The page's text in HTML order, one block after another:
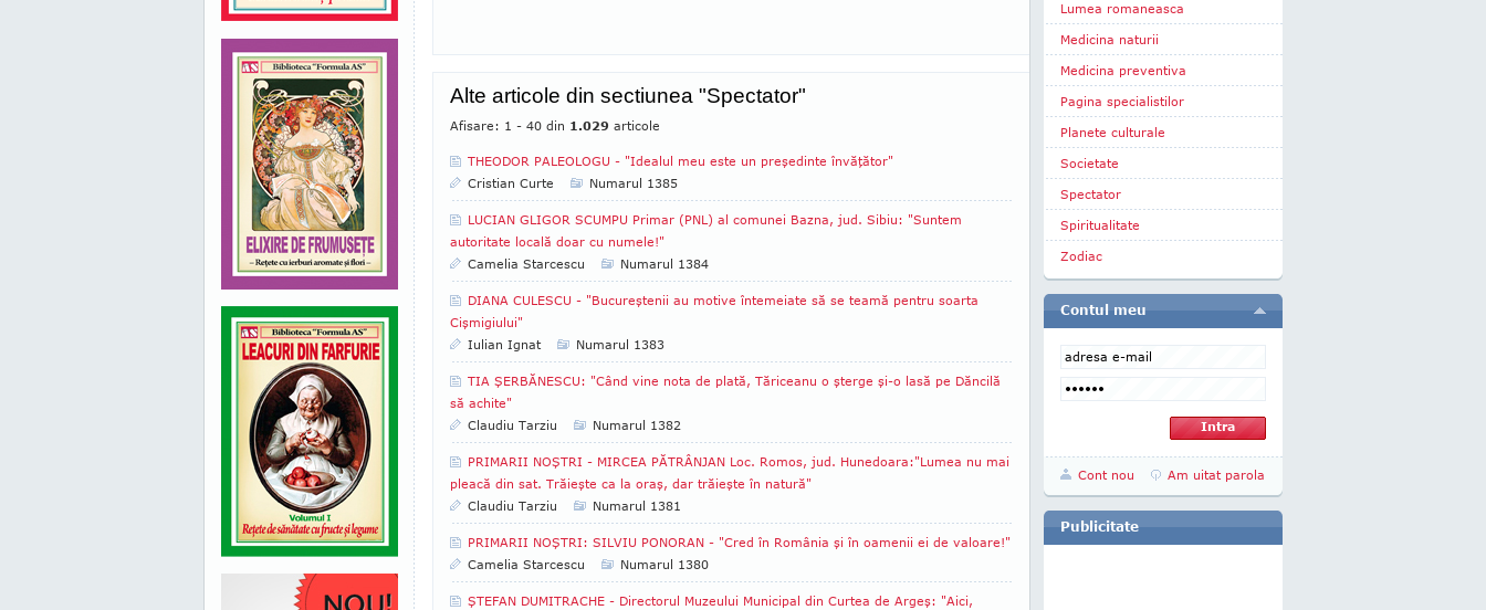
Alte articole din sectiunea "Spectator"
Afisare: 1 - 40 din 1.029 articole
THEODOR PALEOLOGU - "Idealul meu este un preşedinte învăţător"
Cristian Curte
Numarul 1385
LUCIAN GLIGOR SCUMPU Primar (PNL) al comunei Bazna, jud. Sibiu: "Suntem
autoritate locală doar cu numele!"
Camelia Starcescu
Numarul 1384
DIANA CULESCU - "Bucureştenii au motive întemeiate să se teamă pentru soarta
Cişmigiului"
Iulian Ignat
Numarul 1383
TIA ŞERBĂNESCU: "Când vine nota de plată, Tăriceanu o şterge şi-o lasă pe Dăncilă
să achite"
Claudiu Tarziu
Numarul 1382
PRIMARII NOŞTRI - MIRCEA PĂTRÂNJAN Loc. Romos, jud. Hunedoara:"Lumea nu mai
pleacă din sat. Trăieşte ca la oraş, dar trăieşte în natură"
Claudiu Tarziu
Numarul 1381
PRIMARII NOŞTRI: SILVIU PONORAN - "Cred în România şi în oamenii ei de valoare!"
Camelia Starcescu
Numarul 1380
ŞTEFAN DUMITRACHE - Directorul Muzeului Municipal din Curtea de Argeş: "Aici,
Lumea romaneasca
Medicina naturii
Medicina preventiva
Pagina specialistilor
Planete culturale
Societate
Spectator
Spiritualitate
Zodiac
Contul meu
Cont nou Am uitat parola
Publicitate